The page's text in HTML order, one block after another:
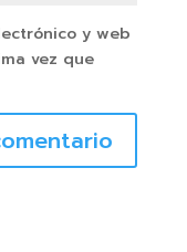
y web
vez que